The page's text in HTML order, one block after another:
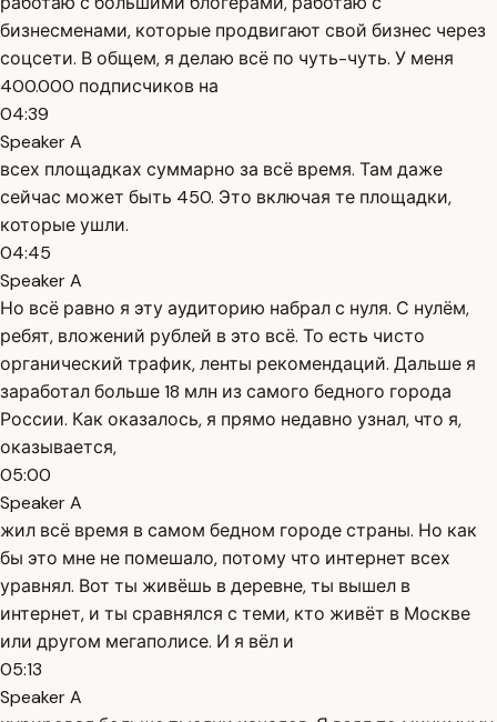
бизнесменами, которые продвигают свой бизнес через
соцсети. В общем, я делаю всё по чуть-чуть. У меня
400.000 подписчиков на
04:39
Speaker A
всех площадках суммарно за всё время. Там даже
сейчас может быть 450. Это включая те площадки,
которые ушли.
04:45
Speaker A
Но всё равно я эту аудиторию набрал с нуля. С нулём,
ребят, вложений рублей в это всё. То есть чисто
органический трафик, ленты рекомендаций. Дальше я
заработал больше 18 млн из самого бедного города
России. Как оказалось, я прямо недавно узнал, что я,
оказывается,
05:00
Speaker A
жил всё время в самом бедном городе страны. Но как
бы это мне не помешало, потому что интернет всех
уравнял. Вот ты живёшь в деревне, ты вышел в
интернет, и ты сравнялся с теми, кто живёт в Москве
или другом мегаполисе. И я вёл и
05:13
Speaker A